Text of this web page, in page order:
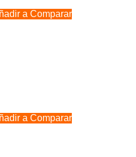
a Comparar
a Comparar